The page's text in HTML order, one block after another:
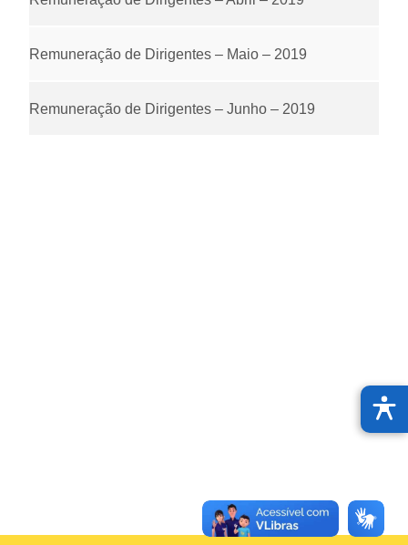
Remuneração de Dirigentes – Maio – 2019
Remuneração de Dirigentes – Junho – 2019